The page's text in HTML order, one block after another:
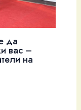
да
вас –
на